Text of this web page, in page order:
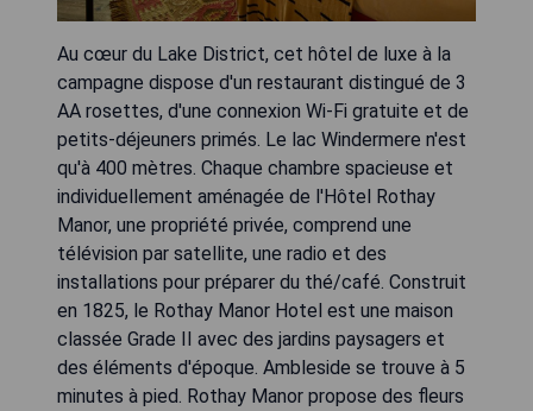
Au cœur du Lake District, cet hôtel de luxe à la
campagne dispose d'un restaurant distingué de 3
AA rosettes, d'une connexion Wi-Fi gratuite et de
petits-déjeuners primés. Le lac Windermere n'est
qu'à 400 mètres. Chaque chambre spacieuse et
individuellement aménagée de l'Hôtel Rothay
Manor, une propriété privée, comprend une
télévision par satellite, une radio et des
installations pour préparer du thé/café. Construit
en 1825, le Rothay Manor Hotel est une maison
classée Grade II avec des jardins paysagers et
des éléments d'époque. Ambleside se trouve à 5
minutes à pied. Rothay Manor propose des fleurs